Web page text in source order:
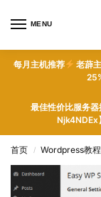
MENU
每月主机推荐
老薜
最佳性价比服务器
Njk4NDEx
首页 / Wordpress教程